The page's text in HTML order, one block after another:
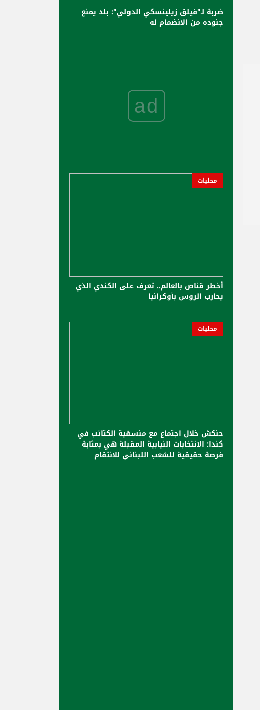
ضربة لـ"فيلق زيلينسكي الدولي": بلد يمنع
جنوده من الانضمام له
ad
محليات
أخطر قناص بالعالم.. تعرف على الكندي الذي
يحارب الروس بأوكرانيا
محليات
حنكش خلال اجتماع مع منسقية الكتائب في
كندا: الانتخابات النيابية المقبلة هي بمثابة
فرصة حقيقية للشعب اللبناني للانتقام